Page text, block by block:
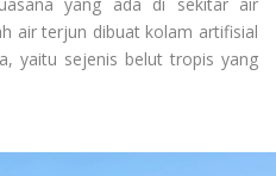
air terjun dibuat kolam artifisial
yaitu sejenis belut tropis yang